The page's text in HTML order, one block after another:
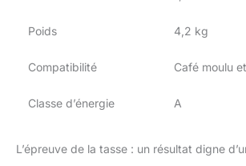
Poids 4,2 kg
Compatibilité Café moulu
Classe d’énergie A
L’épreuve de la tasse : un résultat digne